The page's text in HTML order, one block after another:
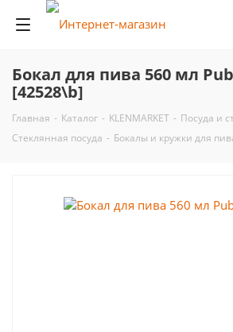
Бокал для пива 560 мл Pub
[42528\b]
Главная - Каталог - KLENMARKET - Посуда и
Стеклянная посуда - Бокалы и кружки для